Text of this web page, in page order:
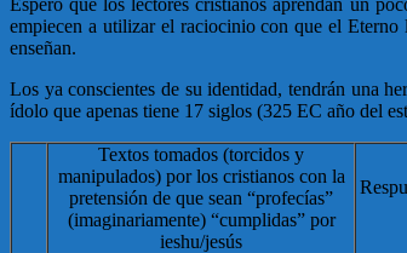
empiecen a utilizar el raciocinio con que el
enseñan.
Los ya conscientes de su identidad, tendrán una
ídolo que apenas tiene 17 siglos (325 EC año del
Textos tomados (torcidos y
manipulados) por los cristianos con la
pretensión de que sean “profecías”
(imaginariamente) “cumplidas” por
ieshu/jesús